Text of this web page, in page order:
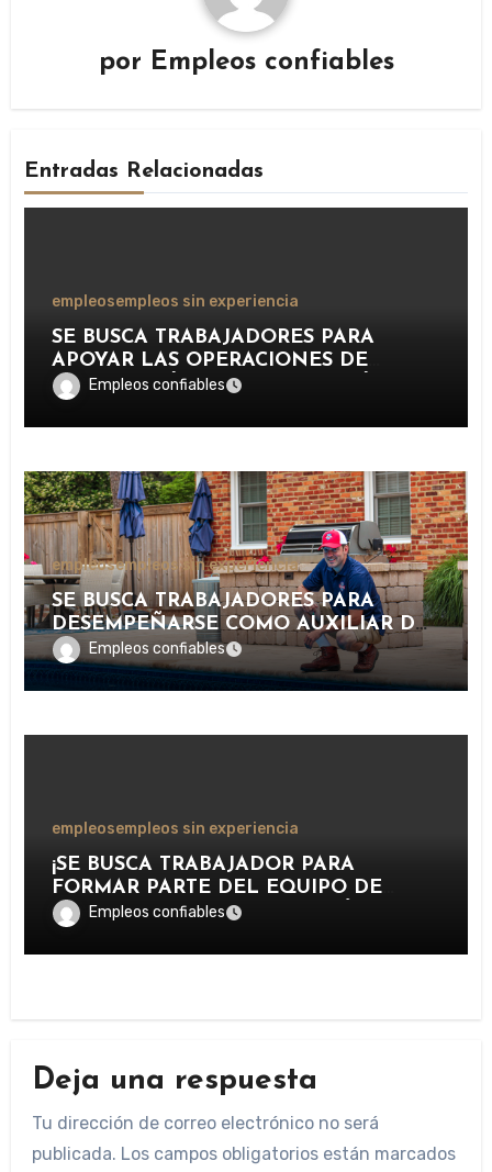
por Empleos confiables
Entradas Relacionadas
empleosempleos sin experiencia
SE BUSCA TRABAJADORES PARA
APOYAR LAS OPERACIONES DE
DISTRIBUCIÓN Y ORGANIZACIÓN DE
PAQUETERÍA EN IMPORTANTE
EMPRESA LOGÍSTICA
Empleos confiables
empleosempleos sin experiencia
SE BUSCA TRABAJADORES PARA
DESEMPEÑARSE COMO AUXILIAR DE
PISCINA EN INSTALACIONES
RECREATIVAS, DEPORTIVAS Y
TURÍSTICAS.
Empleos confiables
empleosempleos sin experiencia
¡SE BUSCA TRABAJADOR PARA
FORMAR PARTE DEL EQUIPO DE
LAVADO Y CUIDADO DE VEHÍCULOS
EN IMPORTANTE CENTRO DE
SERVICIOS AUTOMOTRICES!
Empleos confiables
Deja una respuesta
Tu dirección de correo electrónico no será
publicada. Los campos obligatorios están marcados